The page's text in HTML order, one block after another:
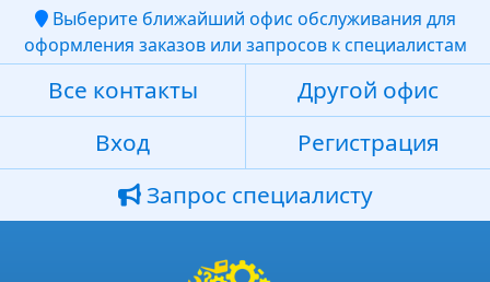
Выберите ближайший офис обслуживания для
оформления заказов или запросов к специалистам
Все контакты
Другой офис
Вход
Регистрация
Запрос специалисту